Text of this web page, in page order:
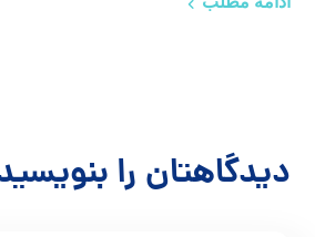
دیدگاهتان را